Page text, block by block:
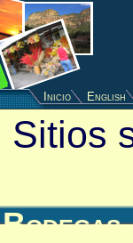
Inicio English
Sitios
Bodegas